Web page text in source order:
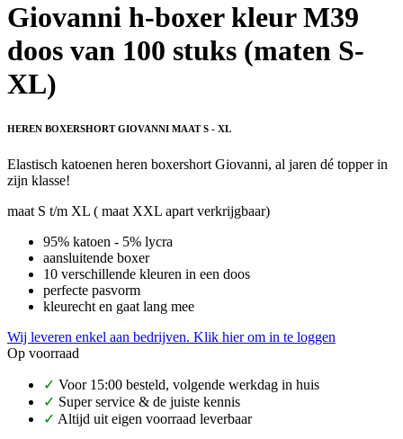
Giovanni h-boxer kleur M39
doos van 100 stuks (maten S-
XL)
HEREN BOXERSHORT GIOVANNI MAAT S - XL
Elastisch katoenen heren boxershort Giovanni, al jaren dé topper in
zijn klasse!
maat S t/m XL ( maat XXL apart verkrijgbaar)
95% katoen - 5% lycra
aansluitende boxer
10 verschillende kleuren in een doos
perfecte pasvorm
kleurecht en gaat lang mee
Wij leveren enkel aan bedrijven. Klik hier om in te loggen
Op voorraad
✓ Voor 15:00 besteld, volgende werkdag in huis
✓ Super service & de juiste kennis
✓ Altijd uit eigen voorraad leverbaar